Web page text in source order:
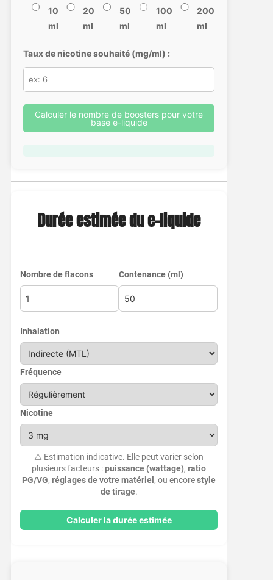
10
ml
20
ml
50
ml
100
ml
200
ml
Taux de nicotine souhaité (mg/ml) :
Calculer le nombre de boosters pour votre
base e-liquide
Durée estimée du e-liquide
Nombre de flacons Contenance (ml)
Inhalation
Fréquence
Nicotine
⚠️ Estimation indicative. Elle peut varier selon
plusieurs facteurs :puissance (wattage),ratio
PG/VG,réglages de votre matériel , ou encorestyle
de tirage.
Calculer la durée estimée